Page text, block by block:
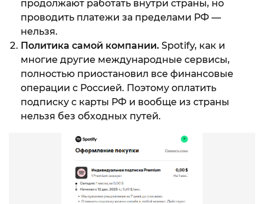
продолжают работать внутри страны, но
проводить платежи за пределами РФ —
нельзя.
Политика самой компании. Spotify, как и
многие другие международные сервисы,
полностью приостановил все финансовые
операции с Россией. Поэтому оплатить
подписку с карты РФ и вообще из страны
нельзя без обходных путей.